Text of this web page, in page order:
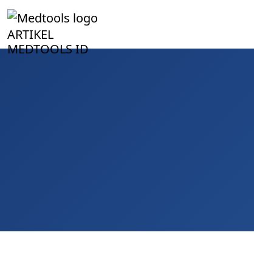
ARTIKEL
MEDTOOLS ID